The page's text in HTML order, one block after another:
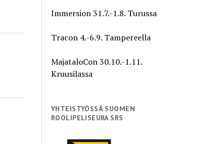
Immersion 31.7.-1.8. Turussa
Tracon 4.-6.9. Tampereella
MajataloCon 30.10.-1.11.
Kruusilassa
YHTEISTYÖSSÄ SUOMEN
ROOLIPELISEURA SRS